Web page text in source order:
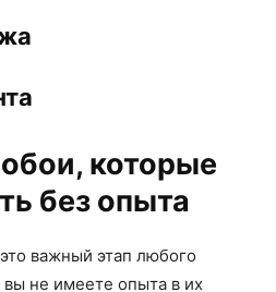
которые
без опыта
важный этап любого
не имеете опыта в их